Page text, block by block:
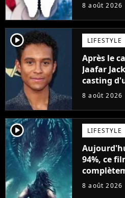
8 août 2026
player2 LIFESTYLE
Après le
Jaafar
casting
Will Smith
8 août 2026
player2 LIFESTYLE
94%, ce
science-
8 août 2026